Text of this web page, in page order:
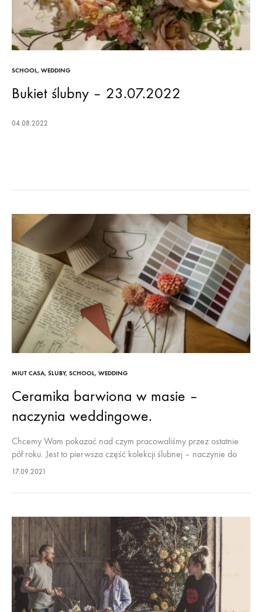
SCHOOL, WEDDING
Bukiet ślubny – 23.07.2022
04.08.2022
MIUT CASA, ŚLUBY, SCHOOL, WEDDING
Ceramika barwiona w masie –
naczynia weddingowe.
Chcemy Wam pokazać nad czym pracowaliśmy przez ostatnie
pół roku. Jest to pierwsza część kolekcji ślubnej – naczynie do
układania kwiatów, z przeznaczeniem na okrągły stół. Jak
17.09.2021